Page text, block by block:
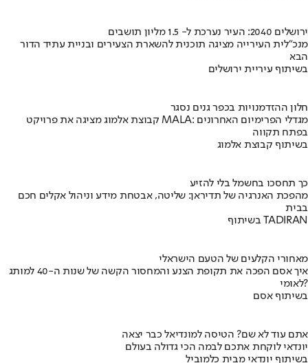
ירושלים 2040: העיר נערכת ל- 1.5 מליון תושבים
מנכ"לית העירייה מציגה תוכנית להשארת הצעירים ובניית עתיד הדור
הבא
בשיתוף עיריית ירושלים
חלון ההזדמנויות בכפר גנים נסגר
קבוצת אלמוג מציגה את פרויקט MALA: מגדלי הפרימיום האחרונים
בפתח תקווה
בשיתוף קבוצת אלמוג
כך תחסכו בחשמל בלי להזיע
מהפכת האנרגיה של תדיראן: שליטה, אבטחת מידע וניהול אקלים חכם
בבית
בשיתוף TADIRAN
מאחורי הקלעים של הטעם הישראלי
איך אסם הפכה את תקופת הצנע והמחסור הקשה של שנות ה-40 למותג
לאומי?
בשיתוף אסם
אתם עוד לא שם? הטיסה למונדיאל כבר יצאה
יונדאי לוקחת אתכם לבמה הכי גדולה בעולם
בשיתוף יונדאי מבית כלמוביל